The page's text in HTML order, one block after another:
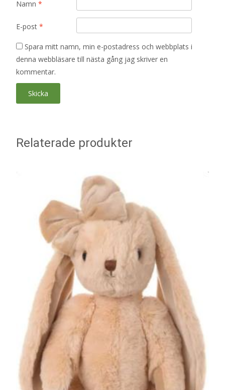
Namn *
E-post *
Spara mitt namn, min e-postadress och webbplats i
denna webbläsare till nästa gång jag skriver en
kommentar.
Relaterade produkter